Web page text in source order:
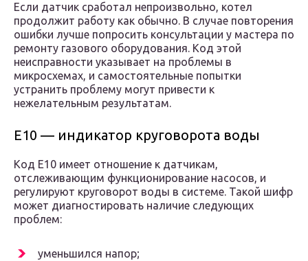
Если датчик сработал непроизвольно, котел
продолжит работу как обычно. В случае повторения
ошибки лучше попросить консультации у мастера по
ремонту газового оборудования. Код этой
неисправности указывает на проблемы в
микросхемах, и самостоятельные попытки
устранить проблему могут привести к
нежелательным результатам.
Е10 — индикатор круговорота воды
Код Е10 имеет отношение к датчикам,
отслеживающим функционирование насосов, и
регулируют круговорот воды в системе. Такой шифр
может диагностировать наличие следующих
проблем:
уменьшился напор;